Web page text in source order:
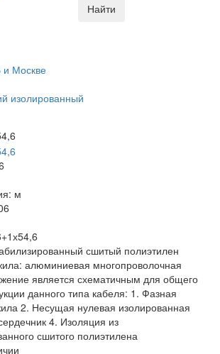
Найти
Москве
изолированный
м
сшитый полиэтилен
алюминиевая многопроволочная
является схематичным для общего
данного типа кабеля: 1. Фазная
2. Несущая нулевая изолированная
4. Изоляция из
сшитого полиэтилена